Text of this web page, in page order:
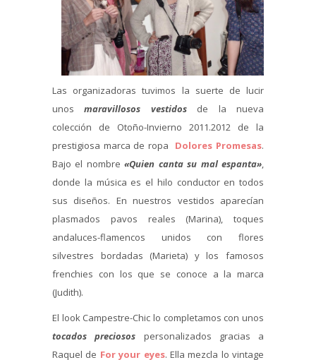
Las organizadoras tuvimos la suerte de lucir
unosmaravillosos vestidos de la nueva
colección de Otoño-Invierno 2011.2012 de la
prestigiosa marca de ropa
Dolores Promesas.
Bajo el nombre«Quien canta su mal espanta»,
donde la música es el hilo conductor en todos
sus diseños. En nuestros vestidos aparecían
plasmados pavos reales (Marina), toques
andaluces-flamencos unidos con flores
silvestres bordadas (Marieta) y los famosos
frenchies con los que se conoce a la marca
(Judith).
El look Campestre-Chic lo completamos con unos
tocados preciosos personalizados gracias a
Raquel de For your eyes. Ella mezcla lo vintage